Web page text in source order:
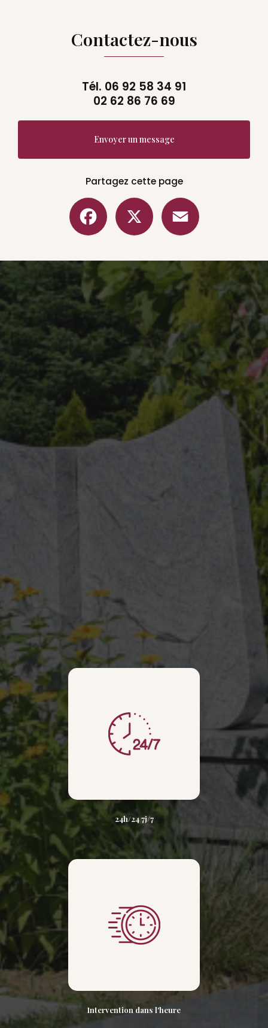
Contactez-nous
Tél. 06 92 58 34 91
02 62 86 76 69
Envoyer un message
Partagez cette page
Facebook
24h/24 7j/7
Intervention dans l'heure